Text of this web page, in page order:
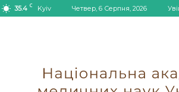
35.4 C Kyiv Четвер, 6 Серпня, 2026